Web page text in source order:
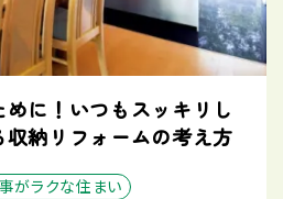
に！いつもスッキリし
納リフォームの考え方
がラクな住まい